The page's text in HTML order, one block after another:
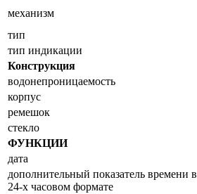
механизм
тип
тип индикации
Конструкция
водонепроницаемость
корпус
ремешок
стекло
ФУНКЦИИ
дата
дополнительный показатель времени в
24-х часовом формате